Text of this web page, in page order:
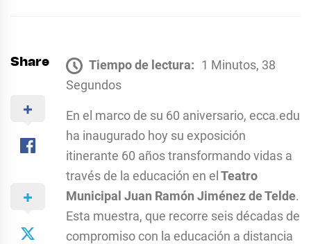
Share Tiempo de lectura: 1 Minutos, 38
Segundos
En el marco de su 60 aniversario, ecca.edu
ha inaugurado hoy su exposición
itinerante 60 años transformando vidas a
través de la educación en elTeatro
Municipal Juan Ramón Jiménez de Telde.
Esta muestra, que recorre seis décadas de
compromiso con la educación a distancia